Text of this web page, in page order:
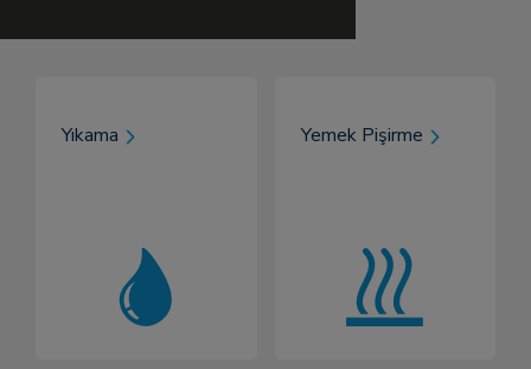
Yıkama Yemek Pişirme